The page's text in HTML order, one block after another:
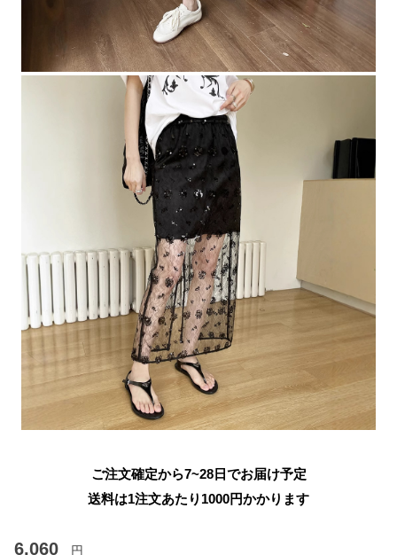
ご注文確定から7~28日でお届け予定
送料は1注文あたり 1000円かかります
6,060 円